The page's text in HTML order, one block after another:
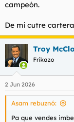
campeón.
De mi cutre
Troy
Frikazo
2 Jun 2026
Asam rebuznó:
Pa que vendes